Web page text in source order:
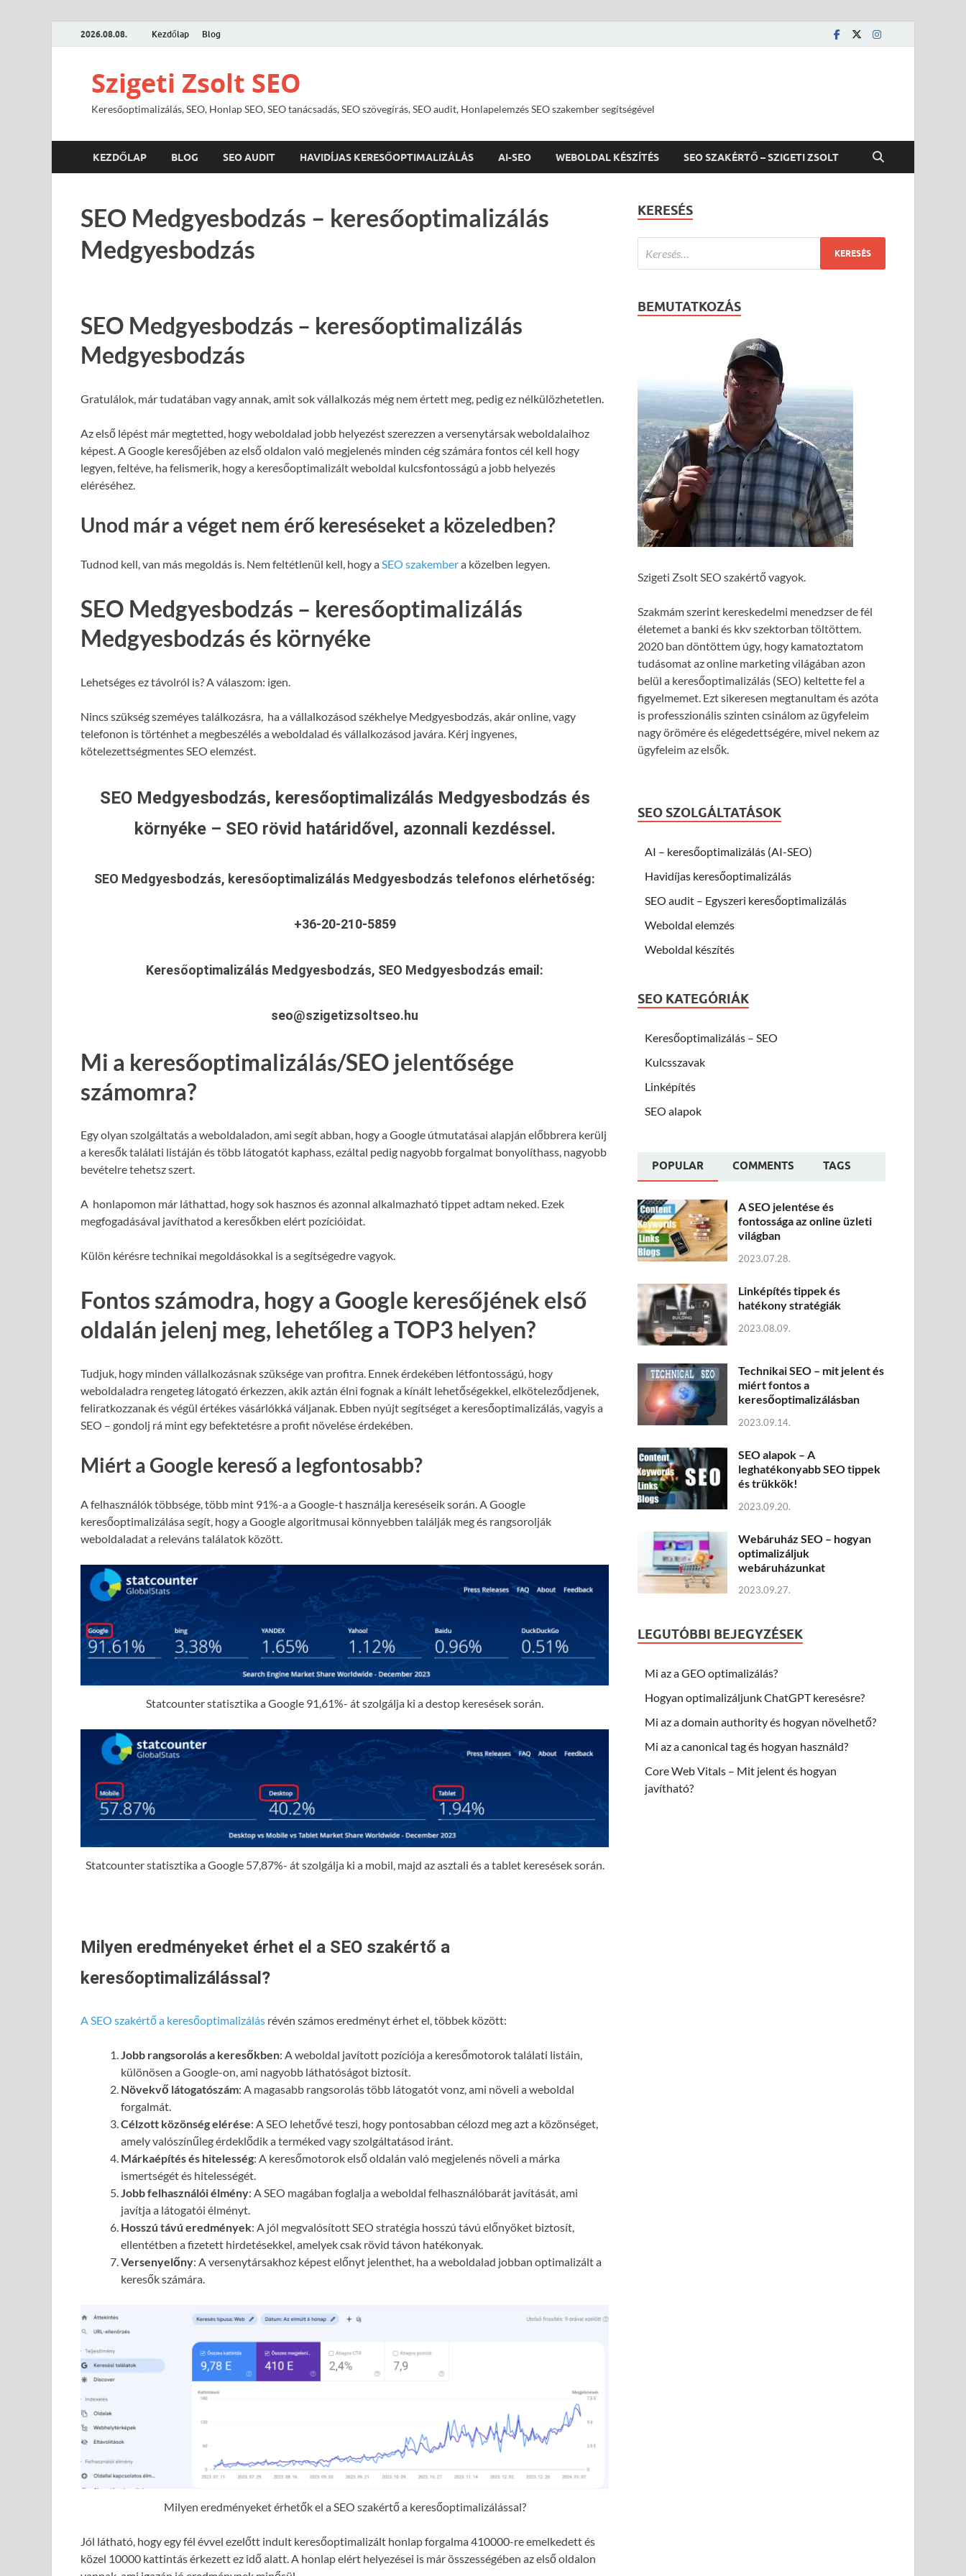
2026.08.08. Kezdőlap Blog
Szigeti Zsolt SEO
Keresőoptimalizálás, SEO, Honlap SEO, SEO tanácsadás, SEO szövegírás, SEO audit, Honlapelemzés SEO szakember segítségével
KEZDŐLAP BLOG SEO AUDIT HAVIDÍJAS KERESŐOPTIMALIZÁLÁS AI-SEO WEBOLDAL KÉSZÍTÉS SEO SZAKÉRTŐ – SZIGETI ZSOLT
SEO Medgyesbodzás – keresőoptimalizálás
Medgyesbodzás
SEO Medgyesbodzás – keresőoptimalizálás
Medgyesbodzás
Gratulálok, már tudatában vagy annak, amit sok vállalkozás még nem értett meg, pedig ez nélkülözhetetlen.
Az első lépést már megtetted, hogy weboldalad jobb helyezést szerezzen a versenytársak weboldalaihoz
képest. A Google keresőjében az első oldalon való megjelenés minden cég számára fontos cél kell hogy
legyen, feltéve, ha felismerik, hogy a keresőoptimalizált weboldal kulcsfontosságú a jobb helyezés
eléréséhez.
Unod már a véget nem érő kereséseket a közeledben?
Tudnod kell, van más megoldás is. Nem feltétlenül kell, hogy aSEO szakembera közelben legyen.
SEO Medgyesbodzás – keresőoptimalizálás
Medgyesbodzás és környéke
Lehetséges ez távolról is? A válaszom: igen.
Nincs szükség szeméyes találkozásra, ha a vállalkozásod székhelye Medgyesbodzás, akár online, vagy
telefonon is történhet a megbeszélés a weboldalad és vállalkozásod javára. Kérj ingyenes,
kötelezettségmentes SEO elemzést.
SEO Medgyesbodzás, keresőoptimalizálás Medgyesbodzás és
környéke – SEO rövid határidővel, azonnali kezdéssel.
SEO Medgyesbodzás, keresőoptimalizálás Medgyesbodzás telefonos elérhetőség:
+36-20-210-5859
Keresőoptimalizálás Medgyesbodzás, SEO Medgyesbodzás email:
seo@szigetizsoltseo.hu
Mi a keresőoptimalizálás/SEO jelentősége
számomra?
Egy olyan szolgáltatás a weboldaladon, ami segít abban, hogy a Google útmutatásai alapján előbbrera kerülj
a keresők találati listáján és több látogatót kaphass, ezáltal pedig nagyobb forgalmat bonyolíthass, nagyobb
bevételre tehetsz szert.
A honlapomon már láthattad, hogy sok hasznos és azonnal alkalmazható tippet adtam neked. Ezek
megfogadásával javíthatod a keresőkben elért pozícióidat.
Külön kérésre technikai megoldásokkal is a segítségedre vagyok.
Fontos számodra, hogy a Google keresőjének első
oldalán jelenj meg, lehetőleg a TOP3 helyen?
Tudjuk, hogy minden vállalkozásnak szüksége van profitra. Ennek érdekében létfontosságú, hogy
weboldaladra rengeteg látogató érkezzen, akik aztán élni fognak a kínált lehetőségekkel, elköteleződjenek,
feliratkozzanak és végül értékes vásárlókká váljanak. Ebben nyújt segítséget a keresőoptimalizálás, vagyis a
SEO – gondolj rá mint egy befektetésre a profit növelése érdekében.
Miért a Google kereső a legfontosabb?
A felhasználók többsége, több mint 91%-a a Google-t használja kereséseik során. A Google
keresőoptimalizálása segít, hogy a Google algoritmusai könnyebben találják meg és rangsorolják
weboldaladat a releváns találatok között.
Statcounter statisztika a Google 91,61%- át szolgálja ki a destop keresések során.
Statcounter statisztika a Google 57,87%- át szolgálja ki a mobil, majd az asztali és a tablet keresések során.
Milyen eredményeket érhet el a SEO szakértő a
keresőoptimalizálással?
A SEO szakértő a keresőoptimalizálás révén számos eredményt érhet el, többek között:
Jobb rangsorolás a keresőkben: A weboldal javított pozíciója a keresőmotorok találati listáin,
különösen a Google-on, ami nagyobb láthatóságot biztosít.
Növekvő látogatószám: A magasabb rangsorolás több látogatót vonz, ami növeli a weboldal
forgalmát.
Célzott közönség elérése: A SEO lehetővé teszi, hogy pontosabban célozd meg azt a közönséget,
amely valószínűleg érdeklődik a terméked vagy szolgáltatásod iránt.
Márkaépítés és hitelesség: A keresőmotorok első oldalán való megjelenés növeli a márka
ismertségét és hitelességét.
Jobb felhasználói élmény: A SEO magában foglalja a weboldal felhasználóbarát javítását, ami
javítja a látogatói élményt.
Hosszú távú eredmények: A jól megvalósított SEO stratégia hosszú távú előnyöket biztosít,
ellentétben a fizetett hirdetésekkel, amelyek csak rövid távon hatékonyak.
Versenyelőny: A versenytársakhoz képest előnyt jelenthet, ha a weboldalad jobban optimalizált a
keresők számára.
Milyen eredményeket érhetők el a SEO szakértő a keresőoptimalizálással?
Jól látható, hogy egy fél évvel ezelőtt indult keresőoptimalizált honlap forgalma 410000-re emelkedett és
közel 10000 kattintás érkezett ez idő alatt. A honlap elért helyezései is már összességében az első oldalon
KERESÉS
BEMUTATKOZÁS
Szigeti Zsolt SEO szakértő vagyok.
Szakmám szerint kereskedelmi menedzser de fél
életemet a banki és kkv szektorban töltöttem.
2020 ban döntöttem úgy, hogy kamatoztatom
tudásomat az online marketing világában azon
belül a keresőoptimalizálás (SEO) keltette fel a
figyelmemet. Ezt sikeresen megtanultam és azóta
is professzionális szinten csinálom az ügyfeleim
nagy örömére és elégedettségére, mivel nekem az
ügyfeleim az elsők.
SEO SZOLGÁLTATÁSOK
AI – keresőoptimalizálás (AI-SEO)
Havidíjas keresőoptimalizálás
SEO audit – Egyszeri keresőoptimalizálás
Weboldal elemzés
Weboldal készítés
SEO KATEGÓRIÁK
Keresőoptimalizálás – SEO
Kulcsszavak
Linképítés
SEO alapok
POPULAR COMMENTS TAGS
A SEO jelentése és
fontossága az online üzleti
világban
2023.07.28.
Linképítés tippek és
hatékony stratégiák
2023.08.09.
Technikai SEO – mit jelent és
miért fontos a
keresőoptimalizálásban
2023.09.14.
SEO alapok – A
leghatékonyabb SEO tippek
és trükkök!
2023.09.20.
Webáruház SEO – hogyan
optimalizáljuk
webáruházunkat
2023.09.27.
LEGUTÓBBI BEJEGYZÉSEK
Mi az a GEO optimalizálás?
Hogyan optimalizáljunk ChatGPT keresésre?
Mi az a domain authority és hogyan növelhető?
Mi az a canonical tag és hogyan használd?
Core Web Vitals – Mit jelent és hogyan
javítható?